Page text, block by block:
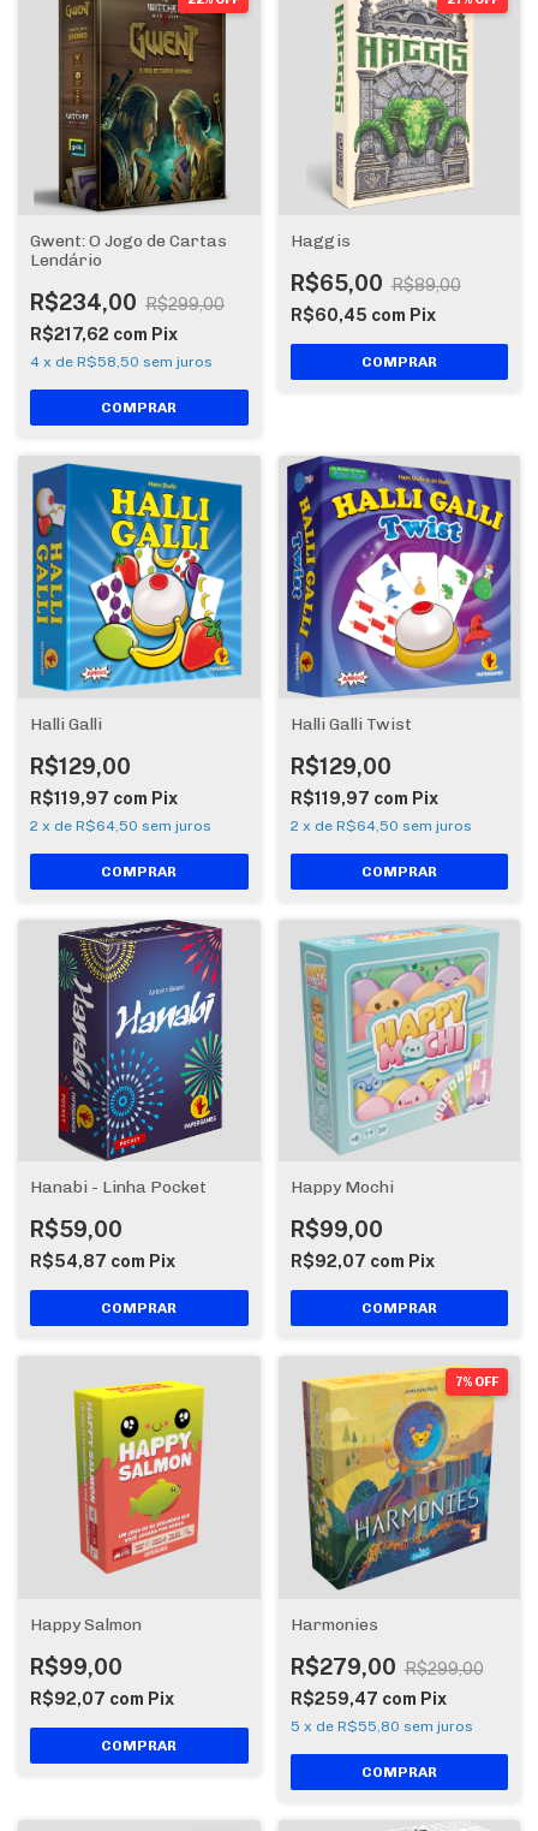
Gwent: O Jogo de Cartas
Lendário
R$234,00 R$299,00
R$217,62 com Pix
4 x de R$58,50 sem juros
Haggis
R$65,00 R$89,00
R$60,45 com Pix
Halli Galli
R$129,00
R$119,97 com Pix
2 x de R$64,50 sem juros
Halli Galli Twist
R$129,00
R$119,97 com Pix
2 x de R$64,50 sem juros
Hanabi - Linha Pocket
R$59,00
R$54,87 com Pix
Happy Mochi
R$99,00
R$92,07 com Pix
Happy Salmon
R$99,00
R$92,07 com Pix
7% OFF
Harmonies
R$279,00 R$299,00
R$259,47 com Pix
5 x de R$55,80 sem juros